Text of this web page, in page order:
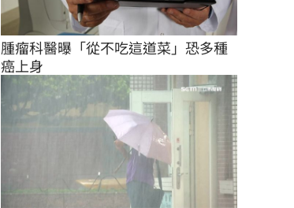
腫瘤科醫曝「從不吃這道菜」恐多種
癌上身